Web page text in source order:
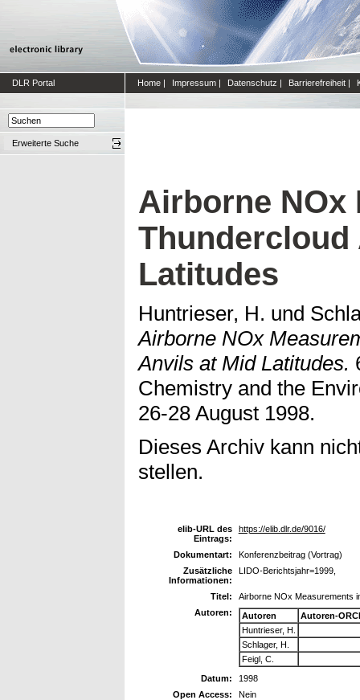
DLR Portal Home | Impressum | Datenschutz | Barrierefreiheit |
Erweiterte Suche
Airborne NOx
Latitudes
Huntrieser, H. und
Airborne NOx
Anvils at Mid Latitudes.
Chemistry and the
26-28 August 1998.
Dieses Archiv kann
stellen.
elib-URL des
Eintrags:
https://elib.dlr.de/9016/
Dokumentart:
Konferenzbeitrag (Vortrag)
Zusätzliche
Informationen:
LIDO-Berichtsjahr=1999,
Titel:
Airborne NOx Measurements
Autoren:
Autoren
Autoren-
Huntrieser, H.
Schlager, H.
Feigl, C.
Datum:
1998
Open Access:
Nein